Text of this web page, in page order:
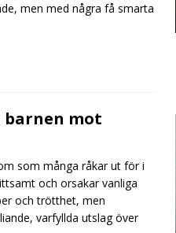
men med några få smarta
barnen mot
som många råkar ut för i
och orsakar vanliga
och trötthet, men
varfyllda utslag över